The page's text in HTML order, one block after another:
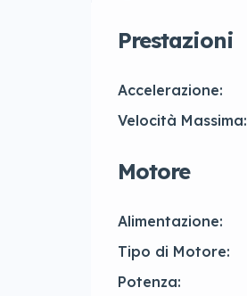
Prestazioni
Accelerazione:
Velocità Massima:
Motore
Alimentazione:
Tipo di Motore:
Potenza: